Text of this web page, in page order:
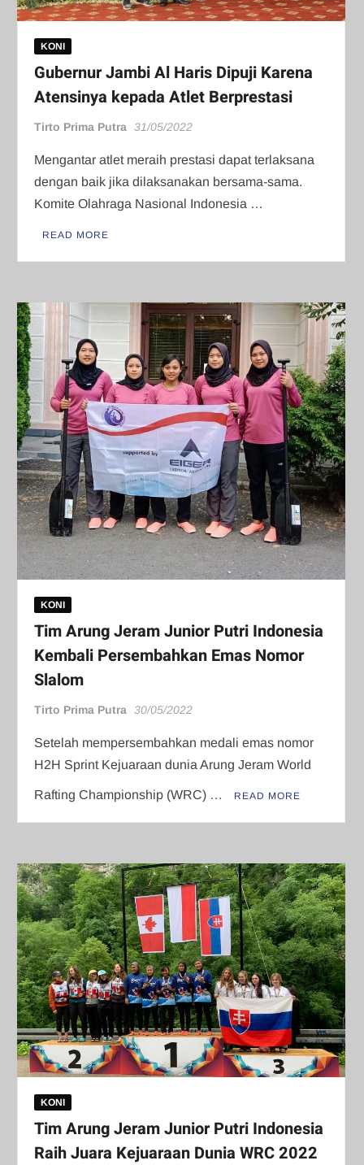
KONI
Gubernur Jambi Al Haris Dipuji Karena
Atensinya kepada Atlet Berprestasi
Tirto Prima Putra 31/05/2022
Mengantar atlet meraih prestasi dapat terlaksana
dengan baik jika dilaksanakan bersama-sama.
Komite Olahraga Nasional Indonesia …
READ MORE
KONI
Tim Arung Jeram Junior Putri Indonesia
Kembali Persembahkan Emas Nomor
Slalom
Tirto Prima Putra 30/05/2022
Setelah mempersembahkan medali emas nomor
H2H Sprint Kejuaraan dunia Arung Jeram World
Rafting Championship (WRC) … READ MORE
KONI
Tim Arung Jeram Junior Putri Indonesia
Raih Juara Kejuaraan Dunia WRC 2022